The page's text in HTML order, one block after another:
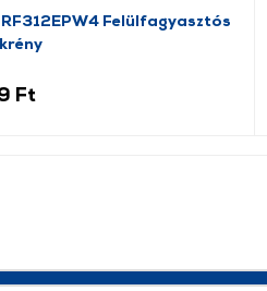
Felülfagyasztós
Ft